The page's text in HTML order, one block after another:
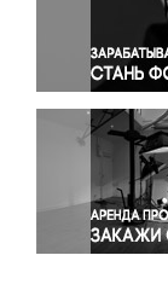
Спорт